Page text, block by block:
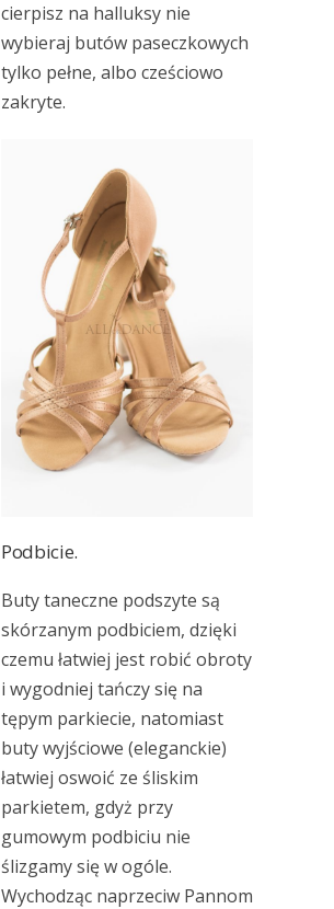
cierpisz na halluksy nie
wybieraj butów paseczkowych
tylko pełne, albo cześciowo
zakryte.
Podbicie.
Buty taneczne podszyte są
skórzanym podbiciem, dzięki
czemu łatwiej jest robić obroty
i wygodniej tańczy się na
tępym parkiecie, natomiast
buty wyjściowe (eleganckie)
łatwiej oswoić ze śliskim
parkietem, gdyż przy
gumowym podbiciu nie
ślizgamy się w ogóle.
Wychodząc naprzeciw Pannom